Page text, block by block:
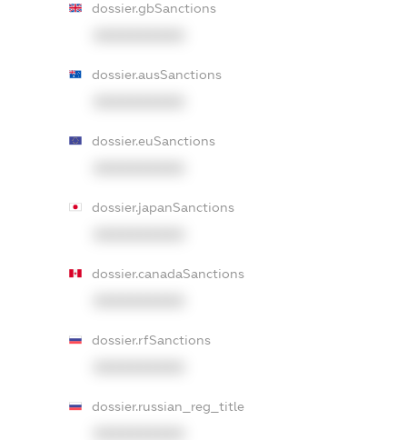
dossier.gbSanctions
dossier.ausSanctions
dossier.euSanctions
dossier.japanSanctions
dossier.canadaSanctions
dossier.rfSanctions
dossier.russian_reg_title